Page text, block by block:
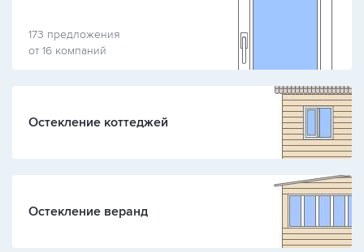
173 предложения
от 16 компаний
Остекление коттеджей
Остекление веранд